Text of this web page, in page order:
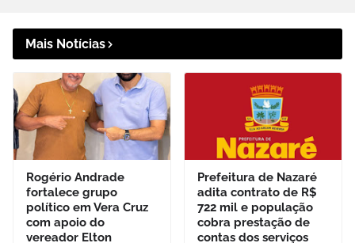
Mais Notícias
Rogério Andrade
fortalece grupo
político em Vera Cruz
com apoio do
vereador Elton
Prefeitura de Nazaré
adita contrato de R$
722 mil e população
cobra prestação de
contas dos serviços